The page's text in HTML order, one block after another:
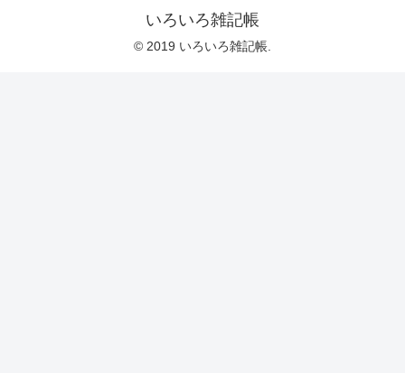
いろいろ雑記帳
© 2019 いろいろ雑記帳.